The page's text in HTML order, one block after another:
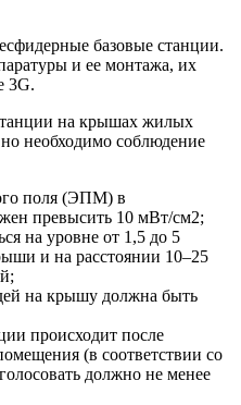
базовые станции.
и ее монтажа, их
3G.
на крышах жилых
необходимо соблюдение
поля (ЭПМ) в
превысить 10 мВт/см2;
на уровне от 1,5 до 5
и на расстоянии 10–25
на крышу должна быть
происходит после
(в соответствии со
должно не менее